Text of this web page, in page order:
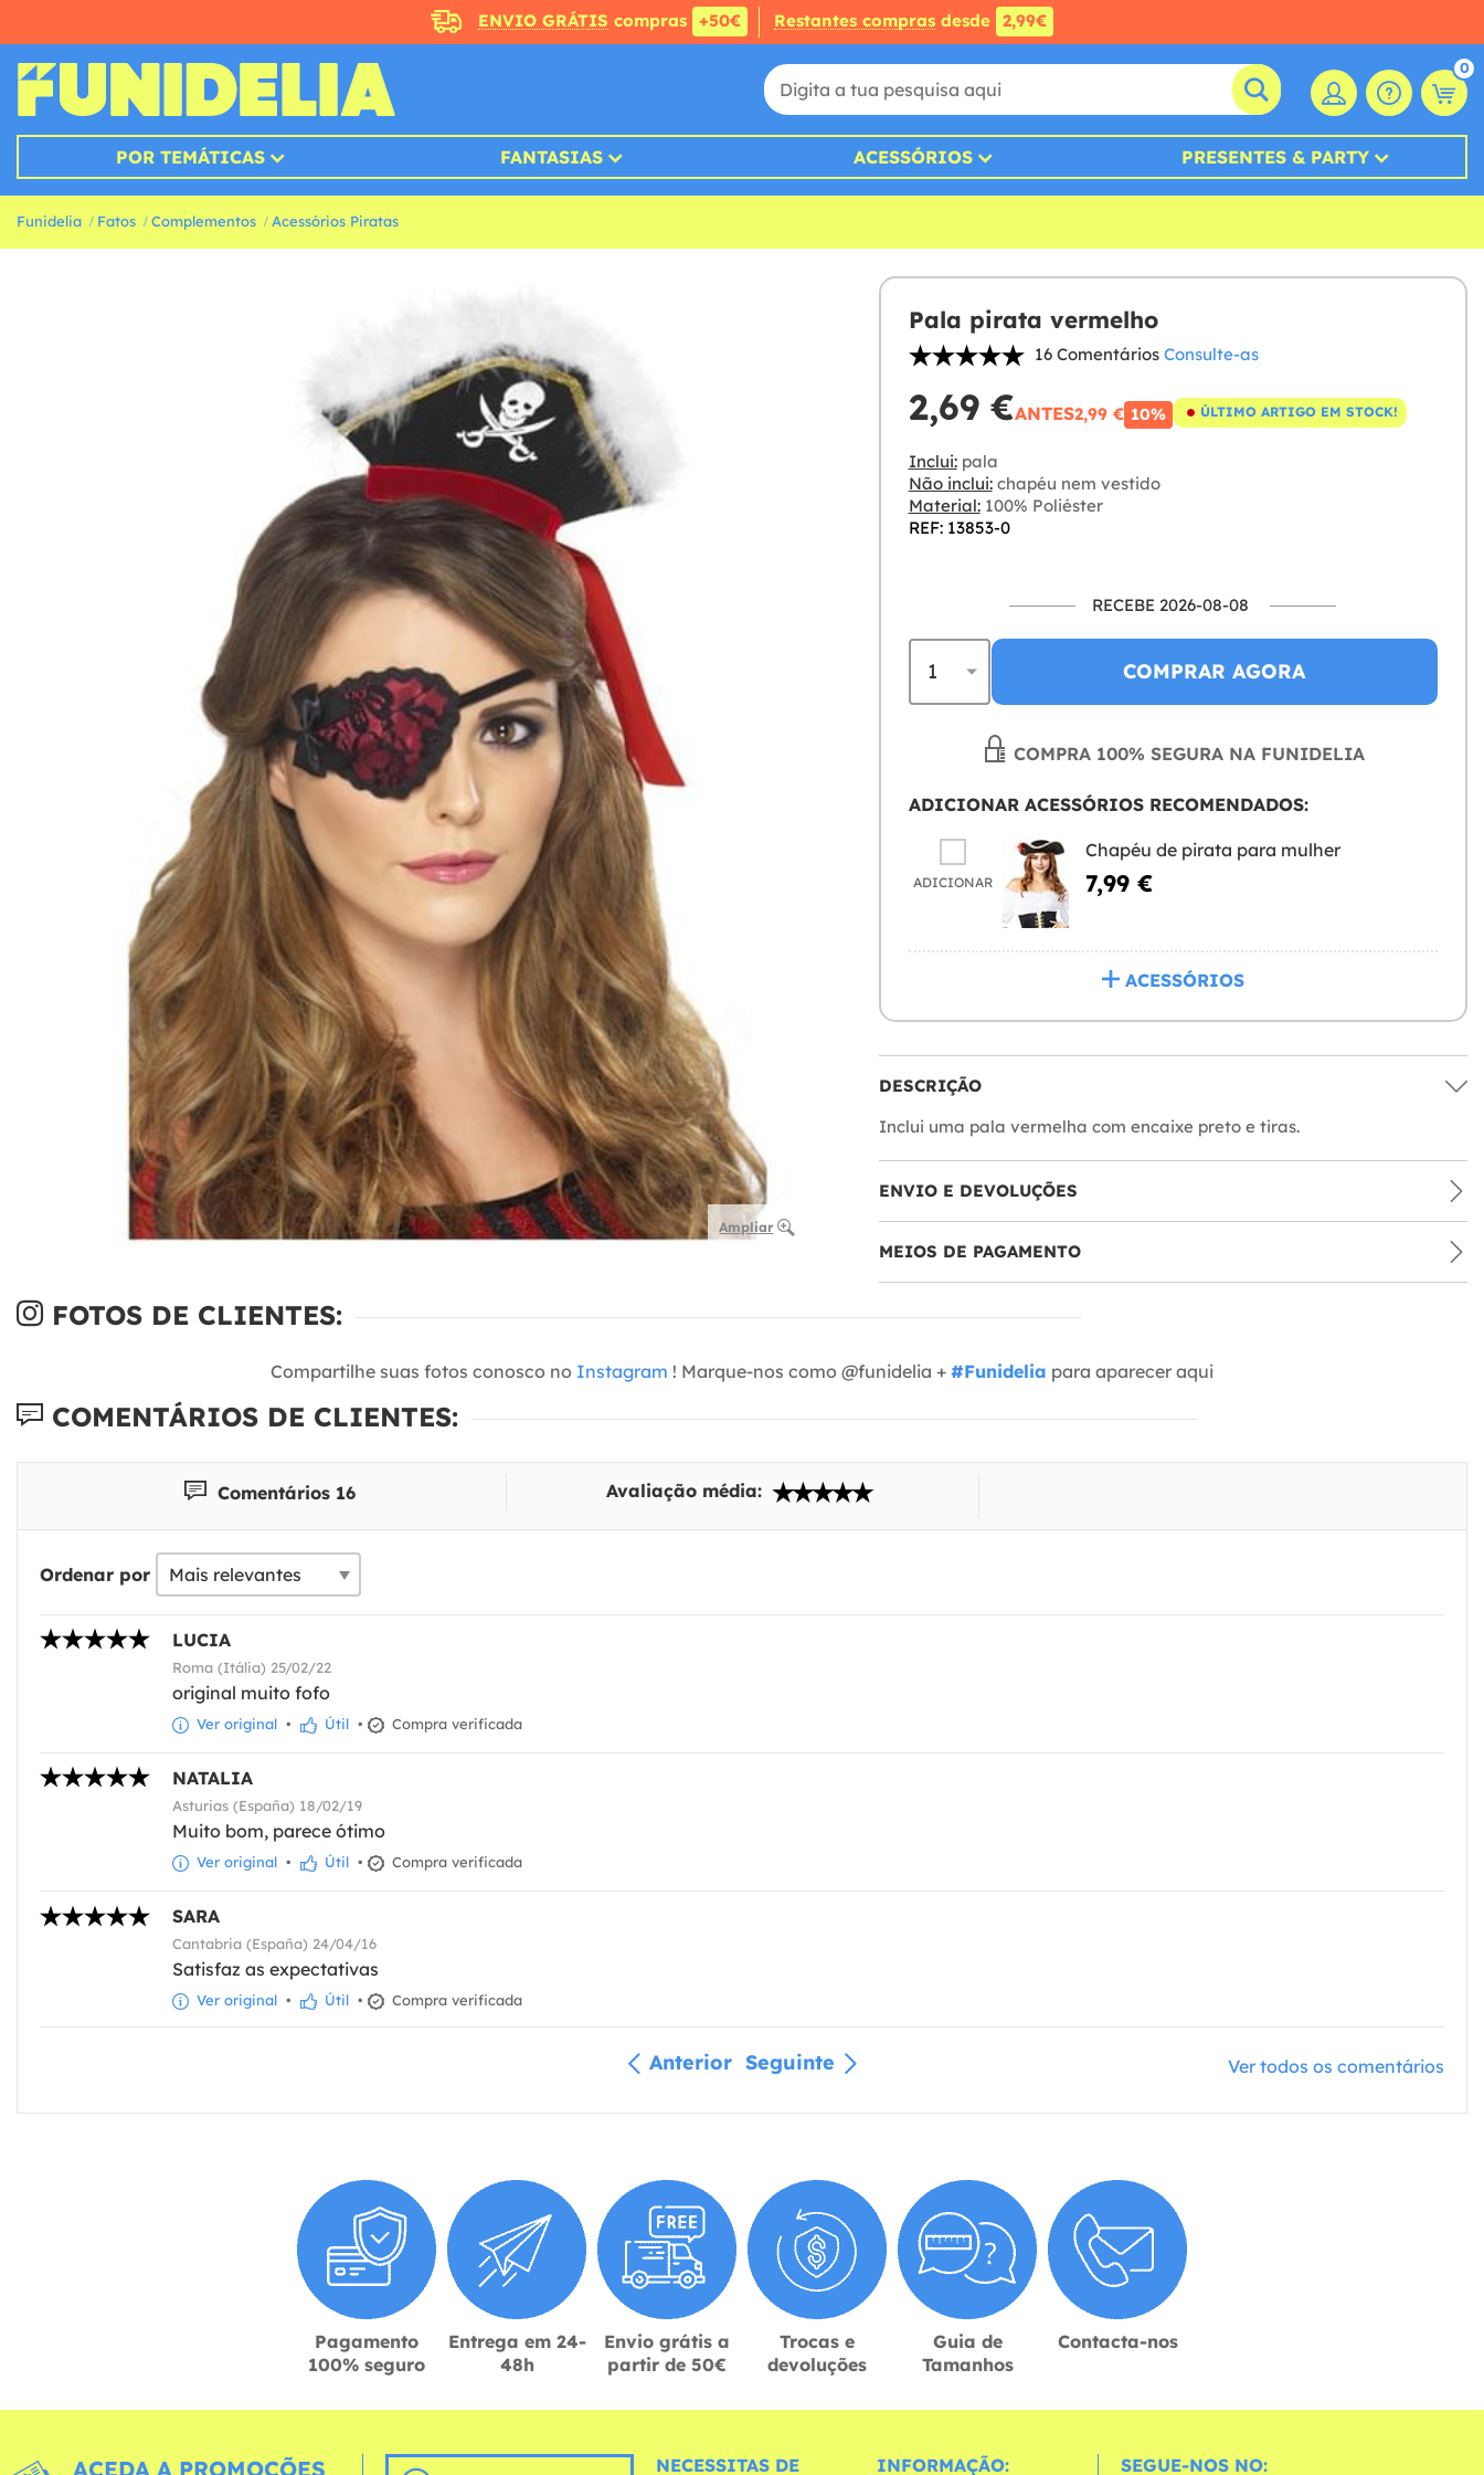
ENVIO GRÁTIS compras +50€ Restantes compras desde 2,99€
0
POR TEMÁTICAS FANTASIAS ACESSÓRIOS PRESENTES & PARTY
Funidelia Fatos Complementos Acessórios Piratas
Ampliar
Pala pirata vermelho
16 Comentários Consulte-as
2,69 €ANTES2,99 € 10% ÚLTIMO ARTIGO EM STOCK!
Inclui:pala
Não inclui:chapéu nem vestido
Material:100% Poliéster
REF: 13853-0
RECEBE 2026-08-08
COMPRAR AGORA
COMPRA 100% SEGURA NA FUNIDELIA
ADICIONAR ACESSÓRIOS RECOMENDADOS:
ADICIONAR
Chapéu de pirata para mulher
7,99 €
ACESSÓRIOS
DESCRIÇÃO
Inclui uma pala vermelha com encaixe preto e tiras.
ENVIO E DEVOLUÇÕES
MEIOS DE PAGAMENTO
FOTOS DE CLIENTES:
Compartilhe suas fotos conosco no Instagram ! Marque-nos como @funidelia + #Funidelia para aparecer aqui
COMENTÁRIOS DE CLIENTES:
Comentários 16 Avaliação média:
Ordenar por
LUCIA
Roma (Itália) 25/02/22
original muito fofo
Ver original • Útil • Compra verificada
NATALIA
Asturias (España) 18/02/19
Muito bom, parece ótimo
Ver original • Útil • Compra verificada
SARA
Cantabria (España) 24/04/16
Satisfaz as expectativas
Ver original • Útil • Compra verificada
Anterior Seguinte Ver todos os comentários
Pagamento
100% seguro
Entrega em 24-
48h
Envio grátis a
partir de 50€
Trocas e
devoluções
Guia de
Tamanhos
Contacta-nos
ACEDA A PROMOÇÕES NECESSITAS DE INFORMAÇÃO: SEGUE-NOS NO: